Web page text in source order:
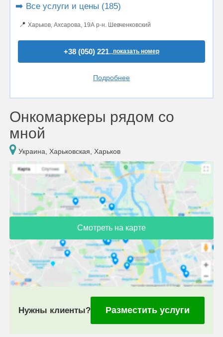
➡️ Все услуги и цены (185)
📍 Харьков, Ахсарова, 19А р-н. Шевченковский
+38 (050) 221..показать номер
Подробнее
Онкомаркеры рядом со
мной
Украина, Харьковская, Харьков
Смотреть на карте
Нужны клиенты? Разместить услуги